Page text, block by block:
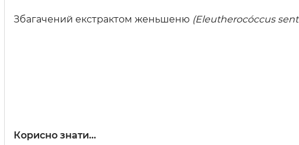
Збагачений екстрактом женьшеню (Eleutherocóccus
Корисно знати…